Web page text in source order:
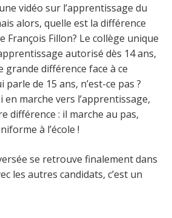
vidéo sur l’apprentissage du
alors, quelle est la différence
François Fillon? Le collège unique
autorisé dès 14 ans,
grande différence face à ce
de 15 ans, n’est-ce pas ?
en marche vers l’apprentissage,
différence : il marche au pas,
à l’école !
se retrouve finalement dans
les autres candidats, c’est un